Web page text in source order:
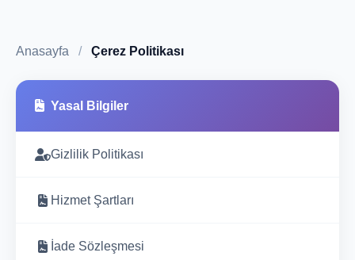
Anasayfa / Çerez Politikası
Yasal Bilgiler
Gizlilik Politikası
Hizmet Şartları
İade Sözleşmesi